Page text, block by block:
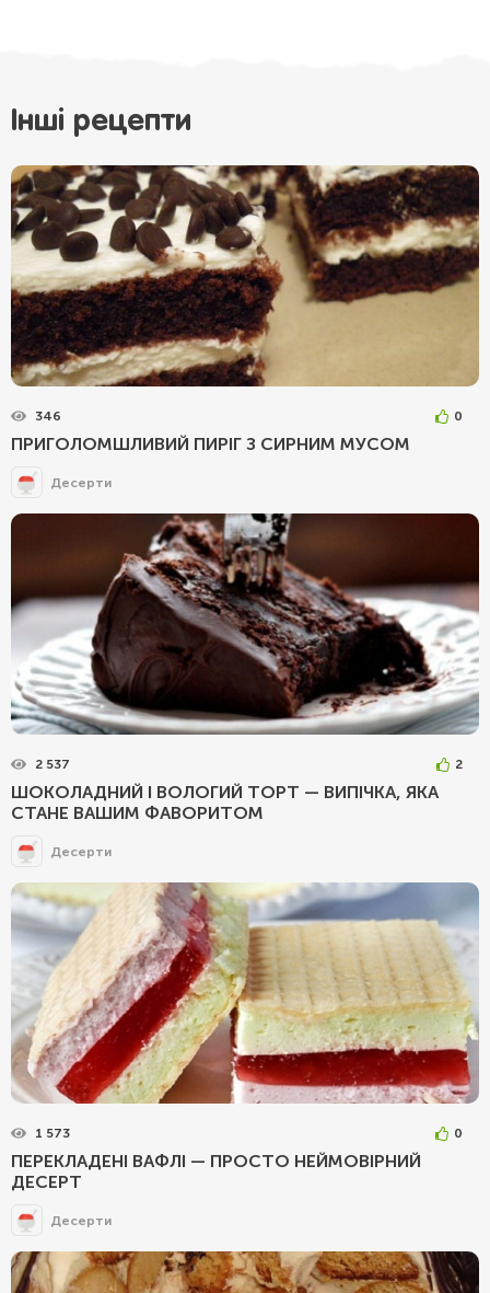
Інші рецепти
346 0
ПРИГОЛОМШЛИВИЙ ПИРІГ З СИРНИМ МУСОМ
Десерти
2 537 2
ШОКОЛАДНИЙ І ВОЛОГИЙ ТОРТ — ВИПІЧКА, ЯКА
СТАНЕ ВАШИМ ФАВОРИТОМ
Десерти
1 573 0
ПЕРЕКЛАДЕНІ ВАФЛІ — ПРОСТО НЕЙМОВІРНИЙ
ДЕСЕРТ
Десерти